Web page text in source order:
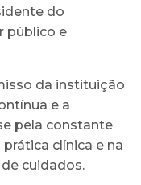
do
público e
da instituição
e a
pela constante
clínica e na
cuidados.